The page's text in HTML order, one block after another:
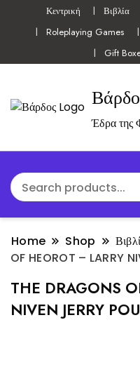
Κεντρική Βιβλία
Roleplaying Games
Gift
Έδρα της
Home Shop
OF HEOROT – LARRY
THE DRAGONS
NIVEN JERRY